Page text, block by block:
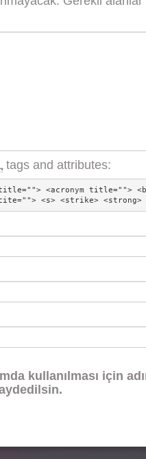
tags and attributes:
<acronym title="">
<s> <strike> <strong>
kullanılması için